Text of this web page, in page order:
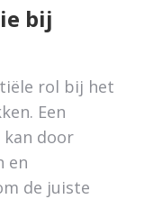
bij
rol bij het
Een
door
en
de juiste